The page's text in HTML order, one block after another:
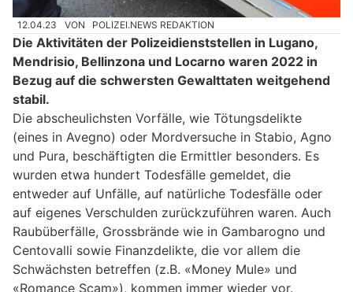
12.04.23 VON POLIZEI.NEWS REDAKTION
Die Aktivitäten der Polizeidienststellen in Lugano,
Mendrisio, Bellinzona und Locarno waren 2022 in
Bezug auf die schwersten Gewalttaten weitgehend
stabil.
Die abscheulichsten Vorfälle, wie Tötungsdelikte
(eines in Avegno) oder Mordversuche in Stabio, Agno
und Pura, beschäftigten die Ermittler besonders. Es
wurden etwa hundert Todesfälle gemeldet, die
entweder auf Unfälle, auf natürliche Todesfälle oder
auf eigenes Verschulden zurückzuführen waren. Auch
Raubüberfälle, Grossbrände wie in Gambarogno und
Centovalli sowie Finanzdelikte, die vor allem die
Schwächsten betreffen (z.B. «Money Mule» und
«Romance Scam»), kommen immer wieder vor.